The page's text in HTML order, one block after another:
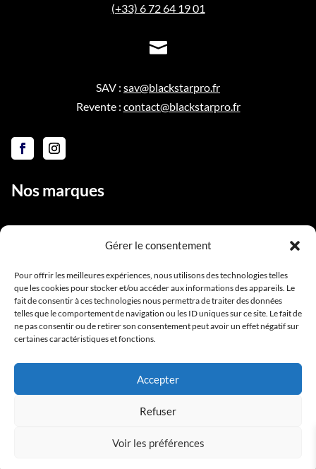
Gérer le consentement
Pour offrir les meilleures expériences, nous utilisons des technologies telles
que les cookies pour stocker et/ou accéder aux informations des appareils. Le
fait de consentir à ces technologies nous permettra de traiter des données
telles que le comportement de navigation ou les ID uniques sur ce site. Le fait de
ne pas consentir ou de retirer son consentement peut avoir un effet négatif sur
certaines caractéristiques et fonctions.
Accepter
Refuser
Voir les préférences
(+33) 6 72 64 19 01

SAV : sav@blackstarpro.fr
Revente : contact@blackstarpro.fr
Nos marques
Notre équipe
Contact
Conditions générales de vente
Copyright BlackStarPro © 2025